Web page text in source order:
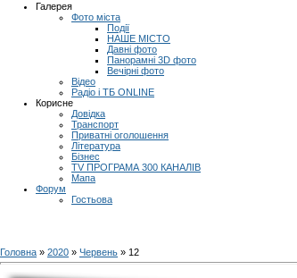
Галерея
Фото міста
Події
НАШЕ МІСТО
Давні фото
Панорамні 3D фото
Вечірні фото
Відео
Радіо і ТБ ONLINE
Корисне
Довідка
Транспорт
Приватні оголошення
Література
Бізнес
TV ПРОГРАМА 300 КАНАЛІВ
Мапа
Форум
Гостьова
Головна » 2020 » Червень » 12